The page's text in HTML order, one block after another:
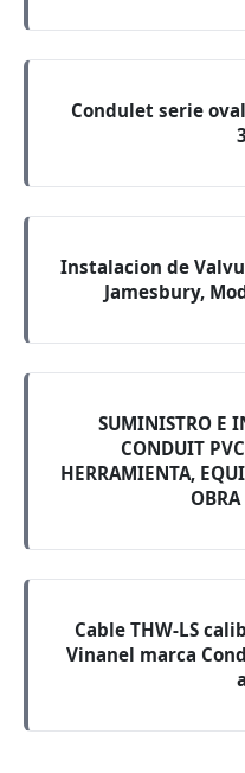
Condulet serie
Instalacion de
Jamesbury,
SUMINISTRO E
CONDUIT
HERRAMIENTA,
OBRA
Cable THW-LS
Vinanel marca